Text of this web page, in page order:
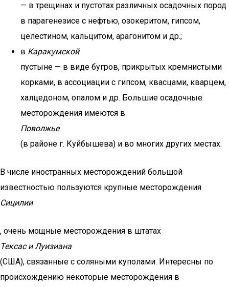
— в трещинах и пустотах различных осадочных пород
в парагенезисе с нефтью, озокеритом, гипсом,
целестином, кальцитом, арагонитом и др.;
в Каракумской
пустыне — в виде бугров, прикрытых кремнистыми
корками, в ассоциации с гипсом, квасцами, кварцем,
халцедоном, опалом и др. Большие осадочные
месторождения имеются в
Поволжье
(в районе г. Куйбышева) и во многих других местах.
В числе иностранных месторождений большой
известностью пользуются крупные месторождения
Сицилии
, очень мощные месторождения в штатах
Тексас и Луизиана
(США), связанные с соляными куполами. Интересны по
происхождению некоторые месторождения в